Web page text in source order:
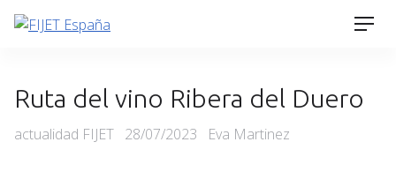
Skip
Ruta del vino Ribera del Duero
Categories
actualidad FIJET Posted
28/07/2023 Eva Martinez